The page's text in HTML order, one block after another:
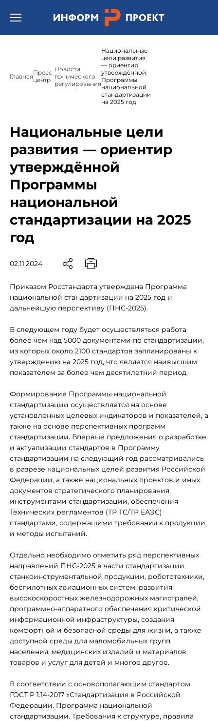
Открыть бургер меню.
ГлавнаяПресс-
центр
Новости
технического
регулирования
Национальные
цели развития
— ориентир
утверждённой
Программы
национальной
стандартизации
на 2025 год
Национальные цели
развития — ориентир
утверждённой
Программы
национальной
стандартизации на 2025
год
02.11.2024
Приказом Росстандарта утверждена Программа
национальной стандартизации на 2025 год и
дальнейшую перспективу (ПНС-2025).
В следующем году будет осуществляться работа
более чем над 5000 документами по стандартизации,
из которых около 2100 стандартов запланированы к
утверждению на 2025 год, что является наивысшим
показателем за более чем десятилетний период.
Формирование Программы национальной
стандартизации осуществляется на основе
установленных целевых индикаторов и показателей, а
также на основе перспективных программ
стандартизации. Впервые предложения о разработке
и актуализации стандартов в Программу
стандартизации на следующий год рассматривались
в разрезе национальных целей развития Российской
Федерации, а также национальных проектов и иных
документов стратегического планирования
инструментами стандартизации, обеспечения
Технических регламентов (ТР ТС/ТР ЕАЭС)
стандартами, содержащими требования к продукции
и методы испытаний.
Отдельно необходимо отметить ряд перспективных
направлений ПНС-2025 в части стандартизации
станкоинструментальной продукции, робототехники,
беспилотных авиационных систем, развития
высокоскоростных железнодорожных магистралей,
программно-аппаратного обеспечения критической
информационной инфраструктуры, создания
комфортной и безопасной среды для жизни, а также
доступной среды для маломобильных групп
населения, медицинских изделий и материалов,
товаров и услуг для детей и многое другое.
В соответствии с основополагающим стандартом
ГОСТ Р 1.14-2017 «Стандартизация в Российской
Федерации. Программа национальной
стандартизации. Требования к структуре, правила